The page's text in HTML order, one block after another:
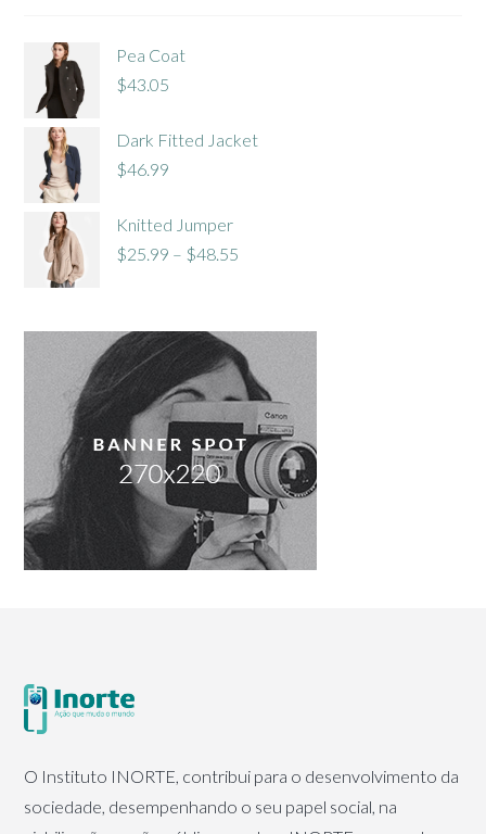
Pea Coat
$43.05
Dark Fitted Jacket
$46.99
Knitted Jumper
$25.99 – $48.55
O Instituto INORTE, contribui para o desenvolvimento da
sociedade, desempenhando o seu papel social, na